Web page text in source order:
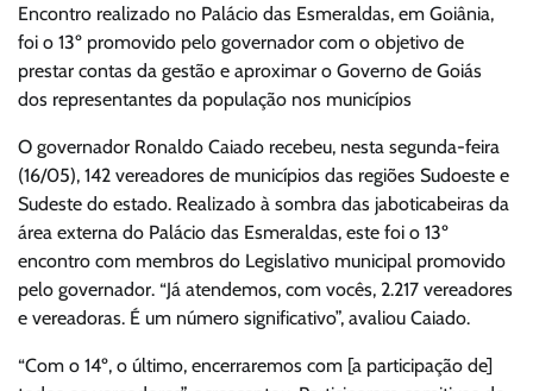
Encontro realizado no Palácio das Esmeraldas, em Goiânia,
foi o 13º promovido pelo governador com o objetivo de
prestar contas da gestão e aproximar o Governo de Goiás
dos representantes da população nos municípios
O governador Ronaldo Caiado recebeu, nesta segunda-feira
(16/05), 142 vereadores de municípios das regiões Sudoeste e
Sudeste do estado. Realizado à sombra das jaboticabeiras da
área externa do Palácio das Esmeraldas, este foi o 13º
encontro com membros do Legislativo municipal promovido
pelo governador. “Já atendemos, com vocês, 2.217 vereadores
e vereadoras. É um número significativo”, avaliou Caiado.
“Com o 14º, o último, encerraremos com [a participação de]